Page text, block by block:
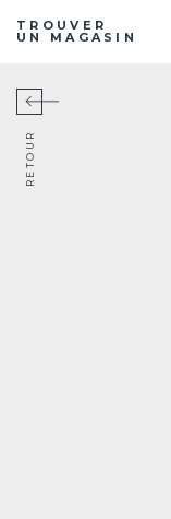
TROUVER
UN MAGASIN
RETOUR